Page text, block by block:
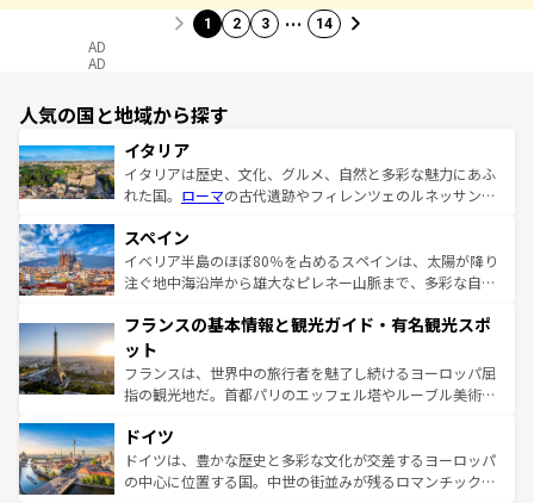
1 2 3 … 14
AD
AD
人気の国と地域から探す
イタリア
イタリアは歴史、文化、グルメ、自然と多彩な魅力にあふ
れた国。 ローマの古代遺跡やフィレンツェのルネッサンス
ろん、トスカーナの美しい田園風景やアマルフィ海岸の絶
景など、自然景観も見逃せない。観光の合間には、本場の
ピザやパスタなど、絶品のイタリア料理を堪能することも
ませてくれるイタリアで、忘れられない旅をしてみよう！
なお、新着のイタリア情報は
しい。
スペイン
イベリア半島のほぼ80％を占めるスペインは、太陽が降り
注ぐ地中海沿岸から雄大なピレネー山脈まで、多彩な自然
文化が根付くこの国では、情熱的なフラメンコ、熱気あふ
れる闘牛、そして美味しいタパスが生活の一部となってい
る。首都マドリードの洗練された雰囲気や、バルセロナの
アートに溢れた街角から、地方では古代ローマ遺跡や中世
せる。地方によって風土や気候が異なるスペインはその個
性で訪れる人を魅了する。 なお、新着のスペイン情報は コ
ンテンツ一覧を参照してほしい。
フランスの基本情報と観光ガイド・有名観光スポ
ット
フランスは、世界中の旅行者を魅了し続けるヨーロッパ屈
指の観光地だ。首都パリのエッフェル塔やルーブル美術館
で、幅広い魅力が詰まっている。華麗な宮殿、歴史的な大
聖堂、美しいビーチ、そして豊かな自然が、訪れる者を心
から魅了する。また、フランスは美食の国としても知ら
ドイツ
ドイツは、豊かな歴史と多彩な文化が交差するヨーロッパ
の中心に位置する国。中世の街並みが残るロマンチック街